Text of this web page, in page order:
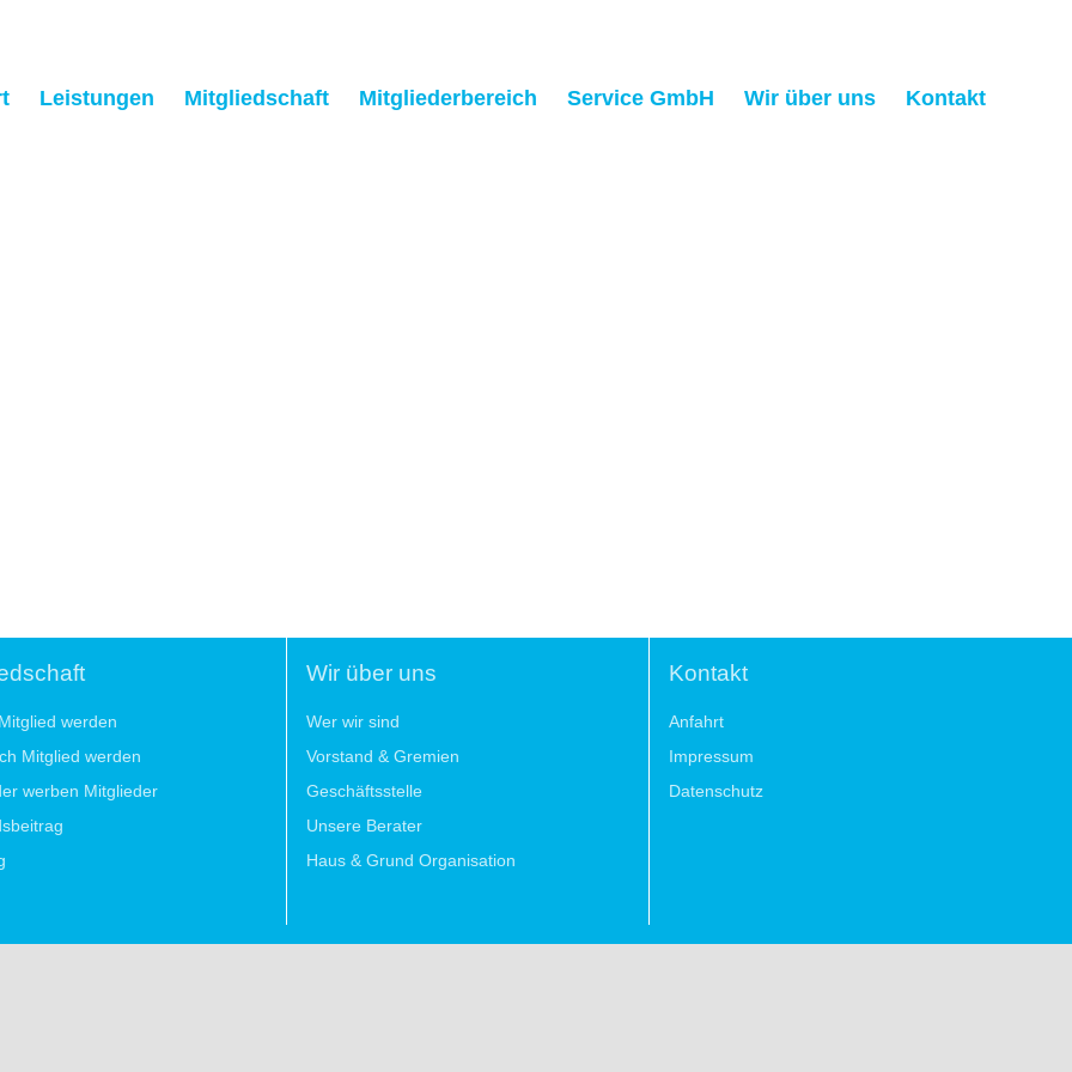
Leistungen Mitgliedschaft Mitgliederbereich Service GmbH Wir über uns Kontakt
werden
Mitglied werden
werben Mitglieder
Wir über uns
Wer wir sind
Vorstand & Gremien
Geschäftsstelle
Unsere Berater
Haus & Grund Organisation
Kontakt
Anfahrt
Impressum
Datenschutz